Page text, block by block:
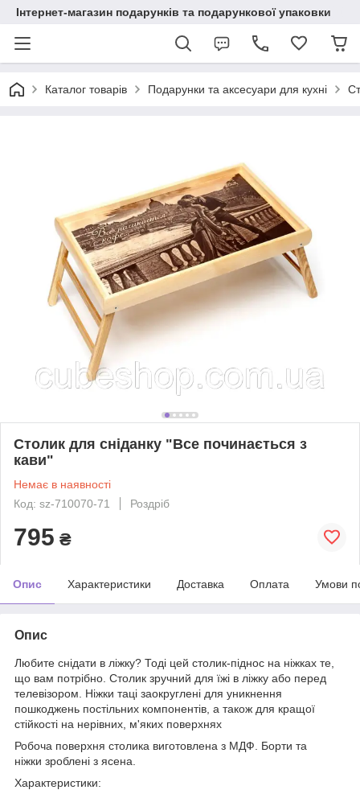
Інтернет-магазин подарунків та подарункової упаковки
Каталог товарів Подарунки та аксесуари для кухні
Столик для сніданку "Все починається з
кави"
Немає в наявності
Код: sz-710070-71
Роздріб
795 ₴
Опис Характеристики Доставка Оплата Умови
Опис
Любите снідати в ліжку? Тоді цей столик-піднос на ніжках те,
що вам потрібно. Столик зручний для їжі в ліжку або перед
телевізором. Ніжки таці заокруглені для уникнення
пошкоджень постільних компонентів, а також для кращої
стійкості на нерівних, м'яких поверхнях
Робоча поверхня столика виготовлена з МДФ. Борти та
ніжки зроблені з ясена.
Характеристики: